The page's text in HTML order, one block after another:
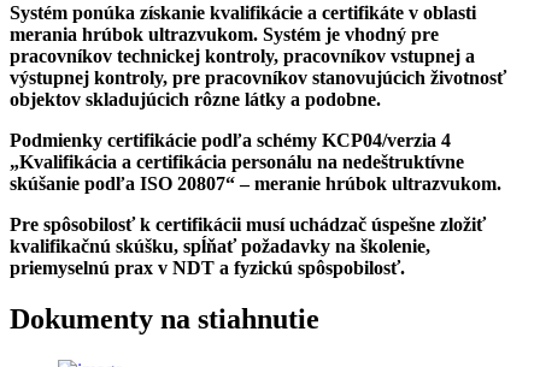
Systém ponúka získanie kvalifikácie a certifikáte v oblasti
merania hrúbok ultrazvukom. Systém je vhodný pre
pracovníkov technickej kontroly, pracovníkov vstupnej a
výstupnej kontroly, pre pracovníkov stanovujúcich životnosť
objektov skladujúcich rôzne látky a podobne.
Podmienky certifikácie podľa schémy KCP04/verzia 4
„Kvalifikácia a certifikácia personálu na nedeštruktívne
skúšanie podľa ISO 20807“ – meranie hrúbok ultrazvukom.
Pre spôsobilosť k certifikácii musí uchádzač úspešne zložiť
kvalifikačnú skúšku, spĺňať požadavky na školenie,
priemyselnú prax v NDT a fyzickú spôspobilosť.
Dokumenty na stiahnutie